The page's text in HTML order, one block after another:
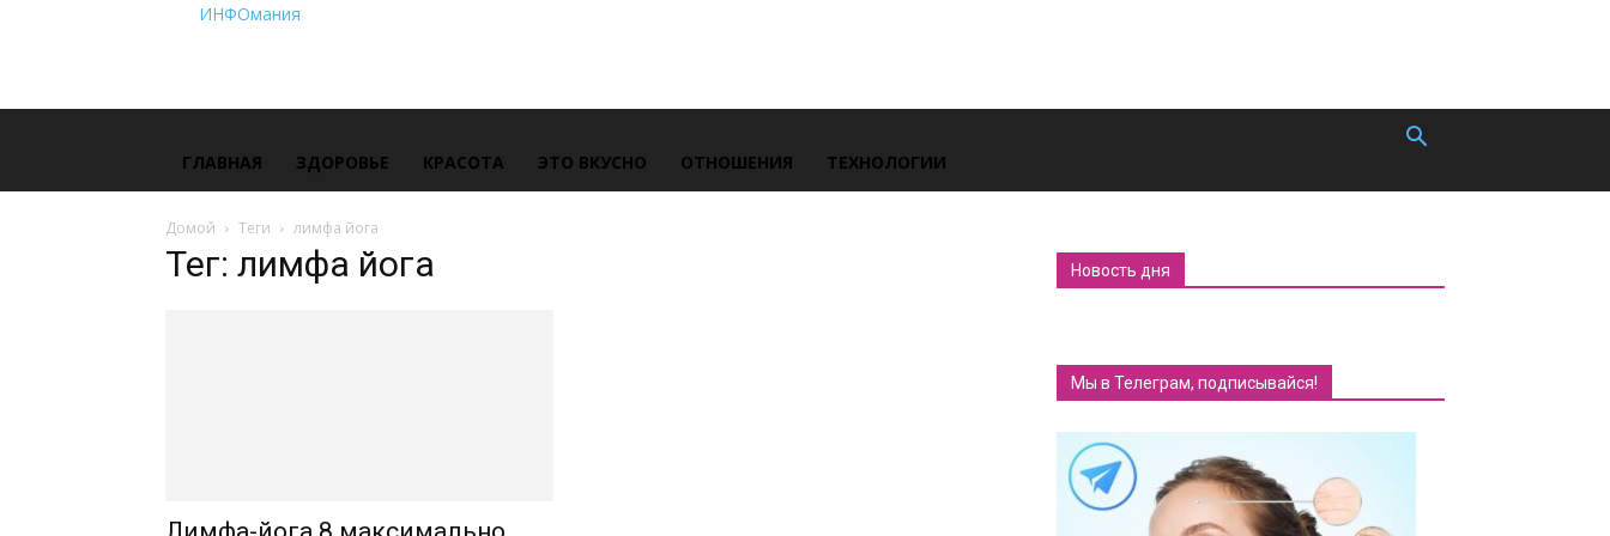
ИНФОмания
ГЛАВНАЯ ЗДОРОВЬЕ КРАСОТА ЭТО ВКУСНО ОТНОШЕНИЯ ТЕХНОЛОГИИ
Домой Теги лимфа йога
Тег: лимфа йога Новость дня
Мы в Телеграм, подписывайся!